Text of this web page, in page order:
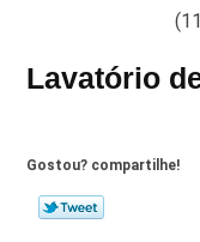
Lavatório
Gostou? compartilhe!